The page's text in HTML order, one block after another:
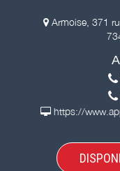
Armoise, 371
https://